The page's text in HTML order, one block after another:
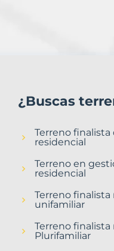
¿Buscas
Terreno finalista
residencial
Terreno en
residencial
Terreno finalista
unifamiliar
Terreno finalista
Plurifamiliar